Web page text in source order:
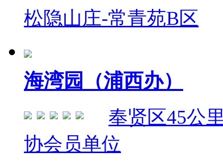
松隐山庄-常青苑B区
海湾园（浦西办）
奉贤区45公
协会员单位